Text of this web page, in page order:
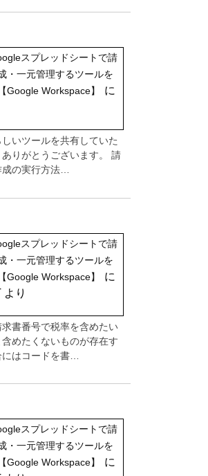
スプレッドシートで請
・一元管理するツールを
Google Workspace】
に
いツールを共有していた
ありがとうございます。 請
の実行方法…
スプレッドシートで請
・一元管理するツールを
Google Workspace】
に
より
求書番号で税率を含めたい
含めたくないものが存在す
にはコードを書…
スプレッドシートで請
・一元管理するツールを
Google Workspace】
に